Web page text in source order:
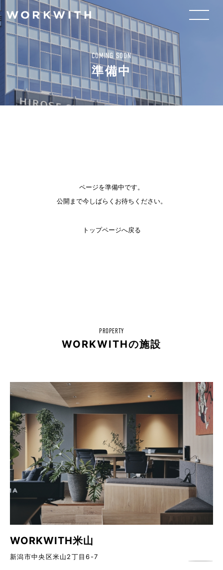
COMING SOON
準備中
ページを準備中です。
公開まで今しばらくお待ちください。
トップページへ戻る
PROPERTY
WORKWITHの施設
WORKWITH米山
新潟市中央区米山2丁目6-7